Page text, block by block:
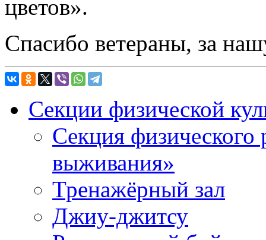
цветов».
Спасибо ветераны, за
Секции физической
Секция физического
выживания»
Тренажёрный зал
Джиу-джитсу